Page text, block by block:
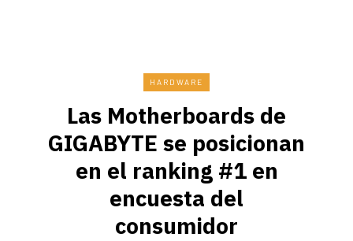
HARDWARE
Las Motherboards de
GIGABYTE se posicionan
en el ranking #1 en
encuesta del
consumidor